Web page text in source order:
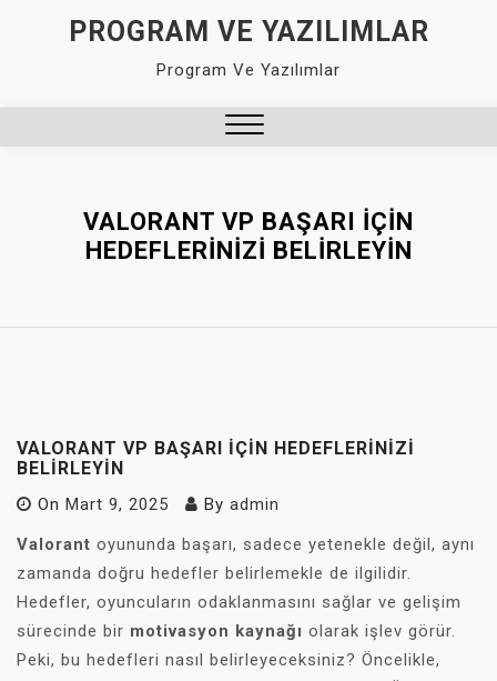
PROGRAM VE YAZILIMLAR
Program Ve Yazılımlar
VALORANT VP BAŞARI İÇIN
HEDEFLERINIZI BELIRLEYIN
VALORANT VP BAŞARI İÇIN HEDEFLERINIZI
BELIRLEYIN
On Mart 9, 2025 By admin
Valorant oyununda başarı, sadece yetenekle değil, aynı
zamanda doğru hedefler belirlemekle de ilgilidir.
Hedefler, oyuncuların odaklanmasını sağlar ve gelişim
sürecinde bir motivasyon kaynağı olarak işlev görür.
Peki, bu hedefleri nasıl belirleyeceksiniz? Öncelikle,